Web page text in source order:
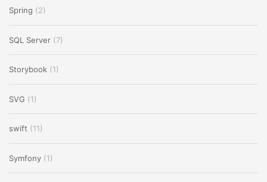
Spring (2)
SQL Server (7)
Storybook (1)
SVG (1)
swift (11)
Symfony (1)